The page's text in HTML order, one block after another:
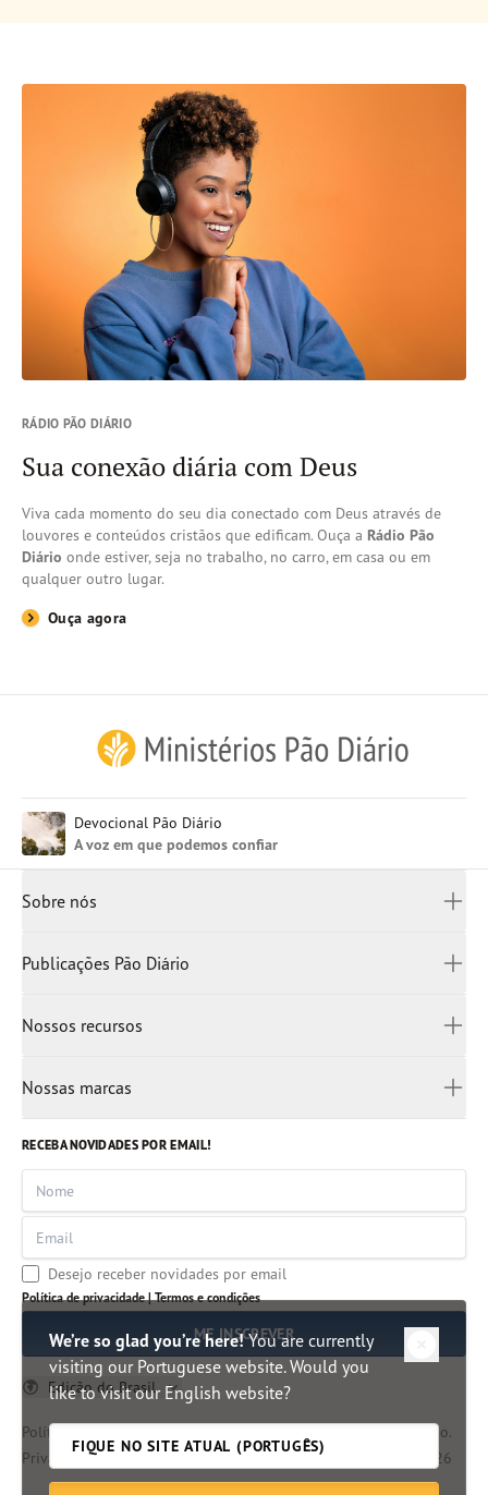
RÁDIO PÃO DIÁRIO
Sua conexão diária com Deus
Viva cada momento do seu dia conectado com Deus através de
louvores e conteúdos cristãos que edificam. Ouça a Rádio Pão
Diário onde estiver, seja no trabalho, no carro, em casa ou em
qualquer outro lugar.
Ouça agora
Devocional Pão Diário
A voz em que podemos confiar
Sobre nós
Escritórios
Liderança
Publicações Pão Diário
Nossos recursos
Artigos
Nossas marcas
RECEBA NOVIDADES POR EMAIL!
Nome
Email
Desejo receber novidades por email
Política de privacidade | Termos e condições
ME INSCREVER
Edição do Brasil
Inglês (EUA)
Inglês (UK)
Françês
China Simplificado
Japão
Espanha
Africâner
Árabe
Mianmar
Hindi
Malayalam
Tâmil
Tailândia
Política de
Privacidade
Condições
Permissões
Ministérios Pão Diário.
All rights reserved.
2026
We’re so glad you’re here! You are currently
visiting our Portuguese website. Would you
like to visit our English website?
FIQUE NO SITE ATUAL (PORTUGÊS)